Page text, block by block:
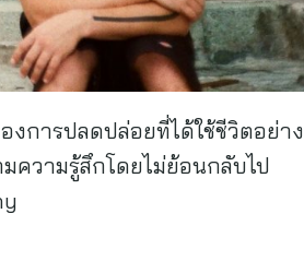
งการปลดปล่อยที่ได้ใช้ชีวิตอย่าง
ความรู้สึกโดยไม่ย้อนกลับไป